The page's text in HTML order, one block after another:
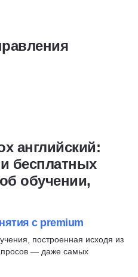
английский:
бесплатных
обучении,
с premium
построенная исходя из
— даже самых